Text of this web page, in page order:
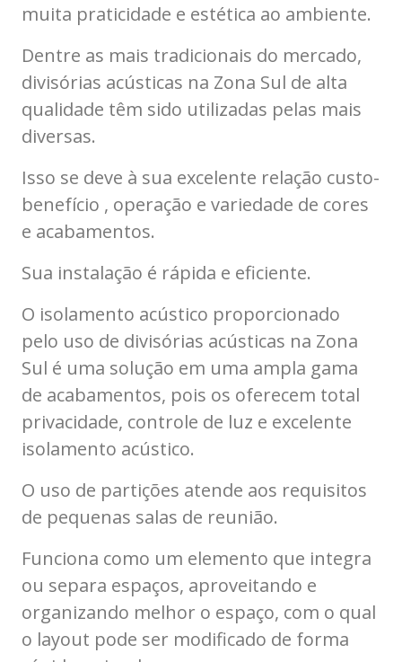
muita praticidade e estética ao ambiente.
Dentre as mais tradicionais do mercado,
divisórias acústicas na Zona Sul de alta
qualidade têm sido utilizadas pelas mais
diversas.
Isso se deve à sua excelente relação custo-
benefício , operação e variedade de cores
e acabamentos.
Sua instalação é rápida e eficiente.
O isolamento acústico proporcionado
pelo uso de divisórias acústicas na Zona
Sul é uma solução em uma ampla gama
de acabamentos, pois os oferecem total
privacidade, controle de luz e excelente
isolamento acústico.
O uso de partições atende aos requisitos
de pequenas salas de reunião.
Funciona como um elemento que integra
ou separa espaços, aproveitando e
organizando melhor o espaço, com o qual
o layout pode ser modificado de forma